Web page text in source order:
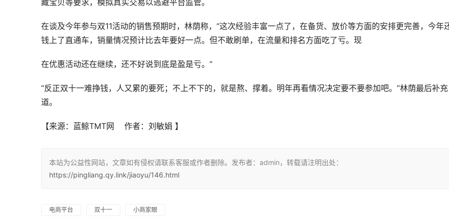
藏宝贝等要求，模拟真实交易以逃避平台监管。
在谈及今年参与双11活动的销售预期时，林荫称，“这次经验丰富一点了，在备货、放价等方面的安排更完善，今年
钱上了直通车，销量情况预计比去年要好一点。但不敢刷单，在流量和排名方面吃了亏。现
在优惠活动还在继续，还不好说到底是盈是亏。”
“反正双十一难挣钱，人又累的要死；不上不下的，就是熬、撑着。明年再看情况决定要不要参加吧。”林荫最后补充
道。
【来源：蓝鲸TMT网    作者：刘敏娟 】
本站为公益性网站，文章如有侵权请联系客服或作者删除。发布者：admin，转载请注明出处：
https://pingliang.qy.link/jiaoyu/146.html
电商平台 双十一 小商家眼